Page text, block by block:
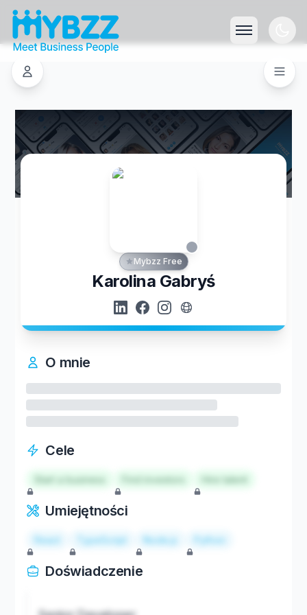
Mybzz Free
Karolina Gabryś
O mnie
Cele
Start a business Hire talent
Umiejętności
React TypeScript Node.js Python
Doświadczenie